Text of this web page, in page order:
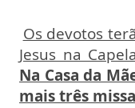
Os devotos
Jesus na
Na Casa da
mais três